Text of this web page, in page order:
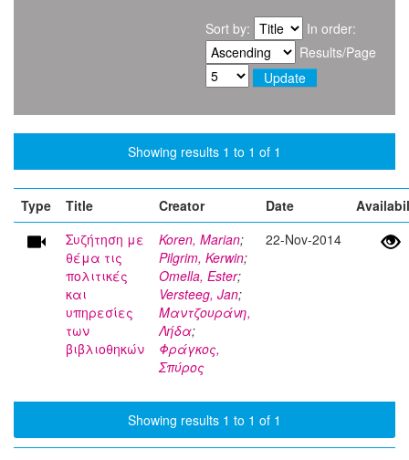
Sort by:
In order:
Results/Page
Showing results 1 to 1 of 1
Type Title Creator Date
Συζήτηση με
θέμα τις
πολιτικές
και
υπηρεσίες
των
βιβλιοθηκών
Koren, Marian;
Pilgrim, Kerwin;
Omella, Ester;
Versteeg, Jan;
Μαντζουράνη,
Λήδα;
Φράγκος,
Σπύρος
22-Nov-2014
Showing results 1 to 1 of 1